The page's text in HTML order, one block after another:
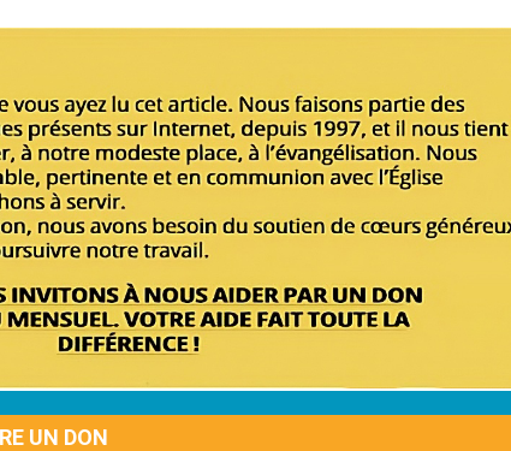
UN DON